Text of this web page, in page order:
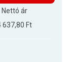
Nettó ár
637,80 Ft